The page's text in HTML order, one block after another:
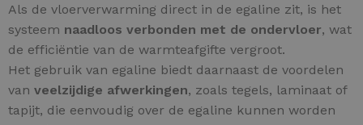
Als de vloerverwarming direct in de egaline zit, is het
systeem naadloos verbonden met de ondervloer, wat
de efficiëntie van de warmteafgifte vergroot.
Het gebruik van egaline biedt daarnaast de voordelen
van veelzijdige afwerkingen, zoals tegels, laminaat of
tapijt, die eenvoudig over de egaline kunnen worden